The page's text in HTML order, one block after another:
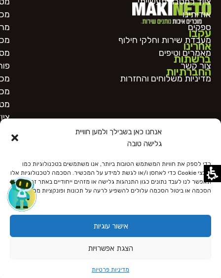
אנחנו כאן בשבילך ולמען חוויית
גלישה טובה
כדי לספק את חוויות המשתמש הטובות ביותר, אנו משתמשים בטכנולוגיות כמו
קובצי Cookie כדי לאחסן ו/או לגשת למידע על המכשיר. הסכמה לטכנולוגיות אלו
תאפשר לנו לעבד נתונים כגון התנהגות גלישה או מזהים ייחודיים באתר זה. אי
הסכמה או ביטול הסכמה עלולים להשפיע לרעה על תכונות ופונקציות מסוימות.
אישור עוגיות
הצגת אפשרויות
מדיניות פרטיות
עקבו
אחרינו
ברשתות
החברתיות
אודותינו
ספקים
מעבדת שירות וחלקי חילוף
מאמרים וטיפים
צור קשר
מדיניות משלוחים והחזרות
כל הזכויות שמורות
מדיניות פרטיות